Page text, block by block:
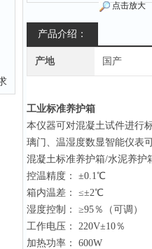
点击放大
产品介绍：
产地 国产
工业标准养护箱
本仪器可对混凝土试件进行
璃门、温湿度数显智能仪表
混凝土标准养护箱/水泥养护
控温精度： ±0.1℃
箱内温差： ≤±2℃
湿度控制： ≥95％（可调）
工作电压： 220V±10％
加热功率： 600W